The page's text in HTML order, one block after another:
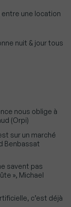
une location
nuit & jour tous
nous oblige à
(Orpi)
sur un marché
Benbassat
savent pas
», Michael
c’est déjà